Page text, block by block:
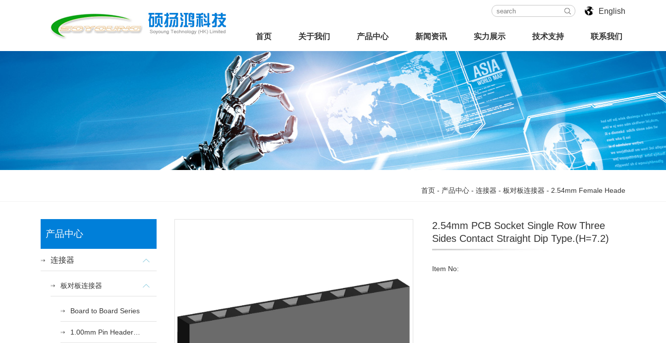
English
首页 关于我们 产品中心 新闻资讯 实力展示 技术支持 联系我们
首页 - 产品中心 - 连接器 - 板对板连接器 - 2.54mm Female Heade
产品中心
连接器
板对板连接器
Board to Board Series
2.54mm PCB Socket Single Row Three
Sides Contact Straight Dip Type.(H=7.2)
Item No: